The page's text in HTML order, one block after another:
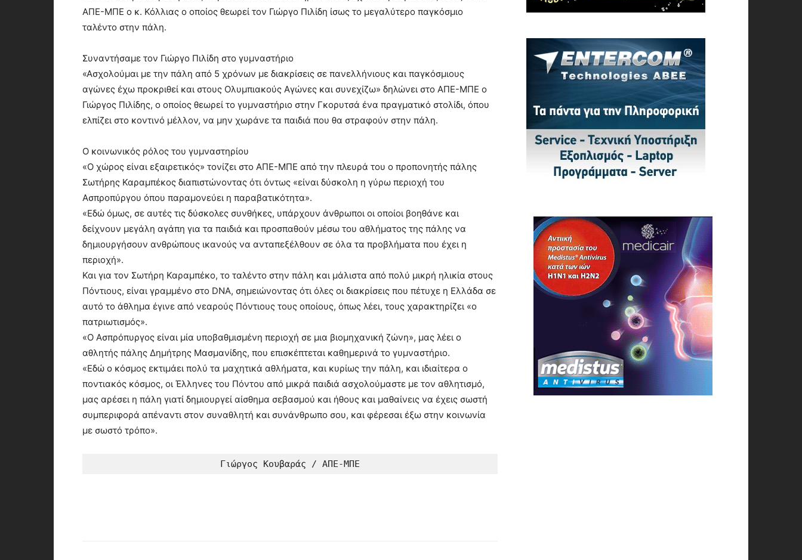
ΑΠΕ-ΜΠΕ ο κ. Κόλλιας ο οποίος θεωρεί τον Γιώργο Πιλίδη ίσως το μεγαλύτερο παγκόσμιο
ταλέντο στην πάλη.
Συναντήσαμε τον Γιώργο Πιλίδη στο γυμναστήριο
«Ασχολούμαι με την πάλη από 5 χρόνων με διακρίσεις σε πανελλήνιους και παγκόσμιους
αγώνες έχω προκριθεί και στους Ολυμπιακούς Αγώνες και συνεχίζω» δηλώνει στο ΑΠΕ-ΜΠΕ ο
Γιώργος Πιλίδης, ο οποίος θεωρεί το γυμναστήριο στην Γκορυτσά ένα πραγματικό στολίδι, όπου
ελπίζει στο κοντινό μέλλον, να μην χωράνε τα παιδιά που θα στραφούν στην πάλη.
Ο κοινωνικός ρόλος του γυμναστηρίου
«Ο χώρος είναι εξαιρετικός» τονίζει στο ΑΠΕ-ΜΠΕ από την πλευρά του ο προπονητής πάλης
Σωτήρης Καραμπέκος διαπιστώνοντας ότι όντως «είναι δύσκολη η γύρω περιοχή του
Ασπροπύργου όπου παραμονεύει η παραβατικότητα».
«Εδώ όμως, σε αυτές τις δύσκολες συνθήκες, υπάρχουν άνθρωποι οι οποίοι βοηθάνε και
δείχνουν μεγάλη αγάπη για τα παιδιά και προσπαθούν μέσω του αθλήματος της πάλης να
δημιουργήσουν ανθρώπους ικανούς να ανταπεξέλθουν σε όλα τα προβλήματα που έχει η
περιοχή».
Και για τον Σωτήρη Καραμπέκο, το ταλέντο στην πάλη και μάλιστα από πολύ μικρή ηλικία στους
Πόντιους, είναι γραμμένο στο DNA, σημειώνοντας ότι όλες οι διακρίσεις που πέτυχε η Ελλάδα σε
αυτό το άθλημα έγινε από νεαρούς Πόντιους τους οποίους, όπως λέει, τους χαρακτηρίζει «ο
πατριωτισμός».
«Ο Ασπρόπυργος είναι μία υποβαθμισμένη περιοχή σε μια βιομηχανική ζώνη», μας λέει ο
αθλητής πάλης Δημήτρης Μασμανίδης, που επισκέπτεται καθημερινά το γυμναστήριο.
«Εδώ ο κόσμος εκτιμάει πολύ τα μαχητικά αθλήματα, και κυρίως την πάλη, και ιδιαίτερα ο
ποντιακός κόσμος, οι Έλληνες του Πόντου από μικρά παιδιά ασχολούμαστε με τον αθλητισμό,
μας αρέσει η πάλη γιατί δημιουργεί αίσθημα σεβασμού και ήθους και μαθαίνεις να έχεις σωστή
συμπεριφορά απέναντι στον συναθλητή και συνάνθρωπο σου, και φέρεσαι έξω στην κοινωνία
με σωστό τρόπο».
Γιώργος Κουβαράς / ΑΠΕ-ΜΠΕ